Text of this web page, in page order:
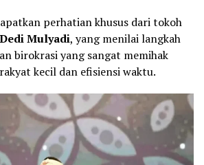
perhatian khusus dari tokoh
Dedi Mulyadi, yang menilai langkah
birokrasi yang sangat memihak
kecil dan efisiensi waktu.